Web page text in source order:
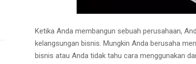
Ketika Anda membangun sebuah perusahaan,
kelangsungan bisnis. Mungkin Anda berusaha
bisnis atau Anda tidak tahu cara menggunakan